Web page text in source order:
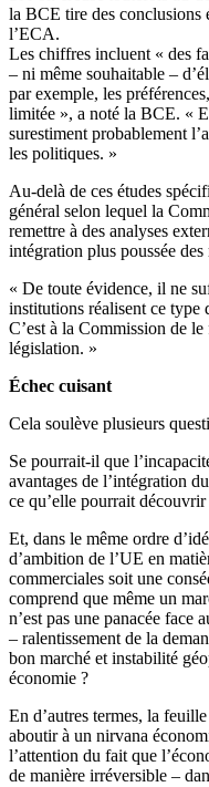
la BCE tire des conclusions
l’ECA.
Les chiffres incluent « des
– ni même souhaitable –
par exemple, les
limitée », a noté la BCE. «
surestiment probablement
les politiques. »
Au-delà de ces études
général selon lequel la
remettre à des analyses
intégration plus poussée des
« De toute évidence, il ne
institutions réalisent ce type
C’est à la Commission de
législation. »
Échec cuisant
Cela soulève plusieurs
Se pourrait-il que
avantages de l’intégration
ce qu’elle pourrait découvrir
Et, dans le même ordre
d’ambition de l’UE en
commerciales soit une
comprend que même un
n’est pas une panacée face
– ralentissement de la
bon marché et instabilité
économie ?
En d’autres termes, la
aboutir à un nirvana
l’attention du fait que
de manière irréversible –